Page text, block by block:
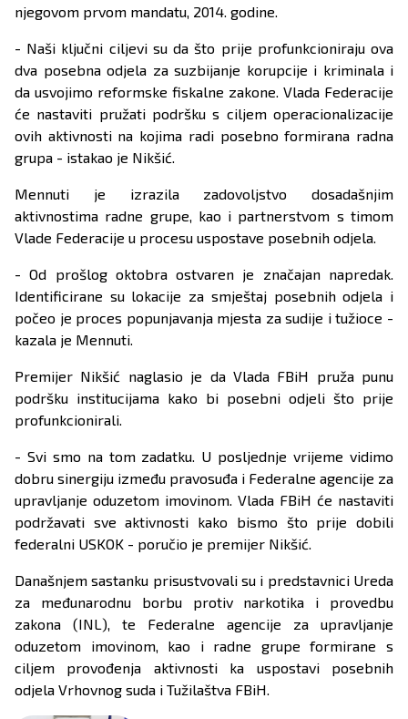
njegovom prvom mandatu, 2014. godine.
- Naši ključni ciljevi su da što prije profunkcioniraju ova
dva posebna odjela za suzbijanje korupcije i kriminala i
da usvojimo reformske fiskalne zakone. Vlada Federacije
će nastaviti pružati podršku s ciljem operacionalizacije
ovih aktivnosti na kojima radi posebno formirana radna
grupa - istakao je Nikšić.
Mennuti je izrazila zadovoljstvo dosadašnjim
aktivnostima radne grupe, kao i partnerstvom s timom
Vlade Federacije u procesu uspostave posebnih odjela.
- Od prošlog oktobra ostvaren je značajan napredak.
Identificirane su lokacije za smještaj posebnih odjela i
počeo je proces popunjavanja mjesta za sudije i tužioce -
kazala je Mennuti.
Premijer Nikšić naglasio je da Vlada FBiH pruža punu
podršku institucijama kako bi posebni odjeli što prije
profunkcionirali.
- Svi smo na tom zadatku. U posljednje vrijeme vidimo
dobru sinergiju između pravosuđa i Federalne agencije za
upravljanje oduzetom imovinom. Vlada FBiH će nastaviti
podržavati sve aktivnosti kako bismo što prije dobili
federalni USKOK - poručio je premijer Nikšić.
Današnjem sastanku prisustvovali su i predstavnici Ureda
za međunarodnu borbu protiv narkotika i provedbu
zakona (INL), te Federalne agencije za upravljanje
oduzetom imovinom, kao i radne grupe formirane s
ciljem provođenja aktivnosti ka uspostavi posebnih
odjela Vrhovnog suda i Tužilaštva FBiH.